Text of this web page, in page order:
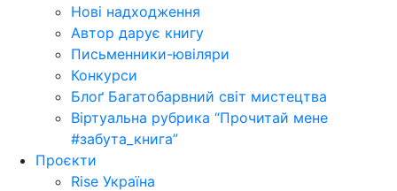
Нові надходження
Автор дарує книгу
Письменники-ювіляри
Конкурси
Блоґ Багатобарвний світ мистецтва
Віртуальна рубрика “Прочитай мене
#забута_книга”
Проєкти
Rise Україна